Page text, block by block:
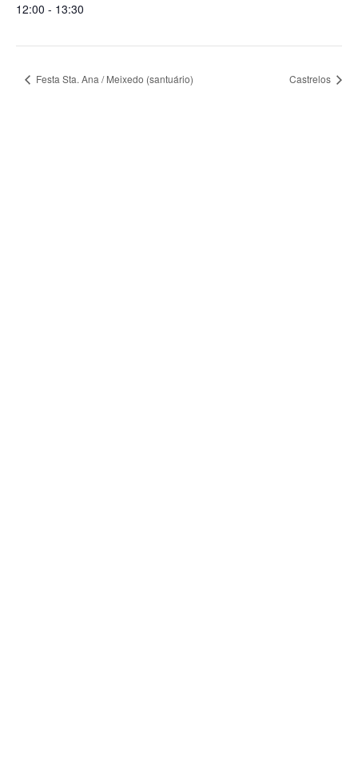
12:00 - 13:30
Festa Sta. Ana / Meixedo (santuário) Castrelos